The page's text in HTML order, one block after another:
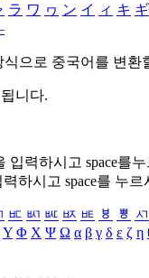
ラ ワ ヮ ン イ ィ キ ギ
식으로 중국어를 변환
니다.
입력하시고 space를
력하시고 space를 누
ㅳ ㅴ ㅵ ㅶ ㅷ ㅸ ㅹ ㅺ
Υ Φ Χ Ψ Ω α β γ δ ε ζ η